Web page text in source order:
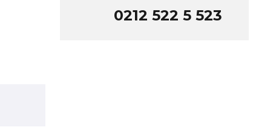
0212 522 5 523